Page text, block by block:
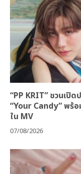
“PP KRIT” ชวนเปิ
“Your Candy” พร้อ
ใน MV
07/08/2026